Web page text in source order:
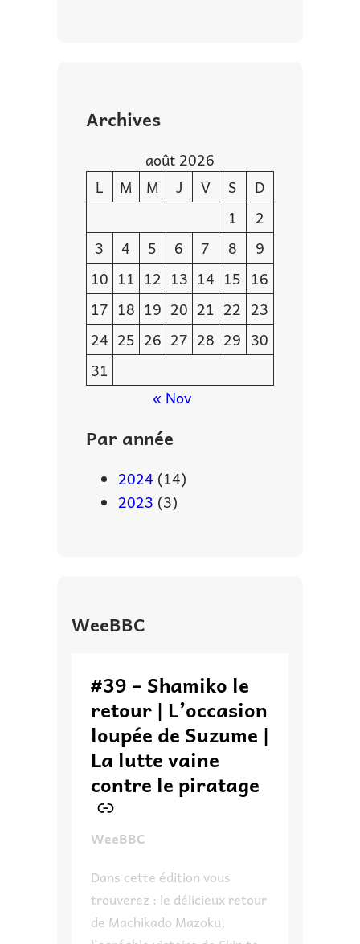
Archives
août 2026
L
M M J V S
D
1
2
3
4 5 6 7 8
9
10 11 12 13 14 15 16
17 18 19 20 21 22 23
24 25 26 27 28 29 30
31
« Nov
Par année
2024 (14)
2023 (3)
WeeBBC
#39 – Shamiko le
retour | L’occasion
loupée de Suzume |
La lutte vaine
contre le piratage
–
WeeBBC
Dans cette édition vous
trouverez : le délicieux retour
de Machikado Mazoku,